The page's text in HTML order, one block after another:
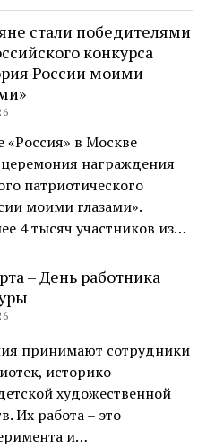
стали победителями
конкурса
России моими
в Москве
награждения
патриотического
моими глазами».
4 тысяч участников из…
– День работника
принимают сотрудники
историко-
художественной
Их работа – это
и…